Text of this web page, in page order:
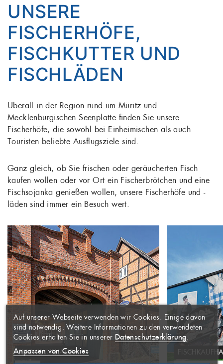
UNSERE
FISCHERHÖFE,
FISCHKUTTER UND
FISCHLÄDEN
Überall in der Region rund um Müritz und
Mecklenburgischen Seenplatte finden Sie unsere
Fischerhöfe, die sowohl bei Einheimischen als auch
Touristen beliebte Ausflugsziele sind.
Ganz gleich, ob Sie frischen oder geräucherten Fisch
kaufen wollen oder vor Ort ein Fischerbrötchen und eine
Fischsojanka genießen wollen, unsere Fischerhöfe und -
läden sind immer ein Besuch wert.
FISCHKAUFHAUS ENTDECKEN
FISCHKAUFHAUS FISCHLADEN
AUF MEINE
WUNSCHLISTE
×
((MODALTITLE)) ×
((confirmMessage))
WUNSCHLISTE
ERSTELLEN
×
Name der Wunschliste
ANMELDEN ×
Sie müssen angemeldet sein, um
Artikel Ihrer Wunschliste
hinzufügen zu können.
Auf unserer Webseite verwenden wir Cookies. Einige davon
sind notwendig. Weitere Informationen zu den verwendeten
Cookies erhalten Sie in unserer Datenschutzerklärung.
Anpassen von Cookies